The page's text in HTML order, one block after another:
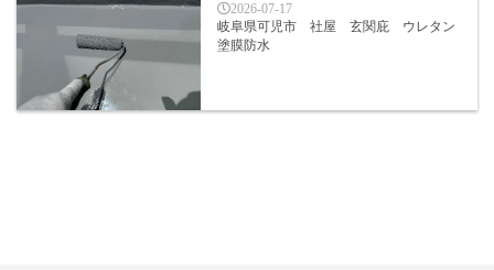
2026-07-17
岐阜県可児市 社屋 玄関庇 ウレタン
塗膜防水